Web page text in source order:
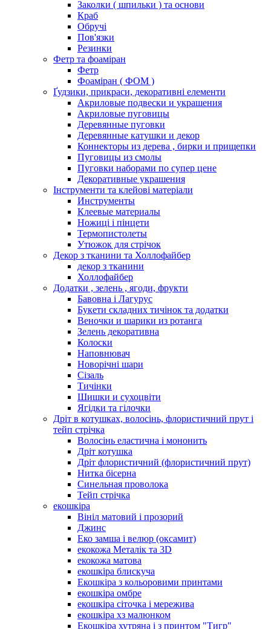
Заколки ( шпильки ) та основи
Краб
Обручі
Пов'язки
Резинки
Фетр та фоаміран
Фетр
Фоаміран ( ФОМ )
Ґудзики, прикраси, декоративні елементи
Акриловые подвески и украшения
Акриловые пуговицы
Деревянные пуговки
Деревянные катушки и декор
Коннекторы из дерева , бирки и прищепки
Пуговицы из смолы
Пуговки наборами по супер цене
Декоративные украшения
Інструменти та клейові матеріали
Инструменты
Клеевые материалы
Ножиці і пінцети
Термопистолеты
Утюжок для стрічок
Декор з тканини та Холлофайбер
декор з тканини
Холлофайбер
Додатки , зелень , ягоди, фрукти
Бавовна і Лагурус
Букети складних тичінок та додатки
Веночки и шарики из ротанга
Зелень декоративна
Колоски
Наповнювач
Новорічні шари
Сізаль
Тичінки
Шишки и сухоцвіти
Ягідки та гілочки
Дріт в котушках, волосінь, флористичний прут і
тейп стрічка
Волосінь еластична і мононить
Дріт котушка
Дріт флористичний (флористичний прут)
Нитка бісерна
Синельная проволока
Тейп стрічка
екошкіра
Вініл матовий і прозорий
Джинс
Еко замша і велюр (оксамит)
екокожа Металік та 3D
екокожа матова
екошкіра блискуча
Екошкіра з кольоровими принтами
екошкіра омбре
екошкіра сіточка і мережива
екошкіра хз малюнком
Екошкіра хутряна і з принтом "Тигр"